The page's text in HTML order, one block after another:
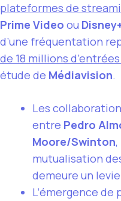
plateformes de
Prime Video ou
d’une fréquentation
de 18 millions
étude de Médiavision.
Les
entre Pedro
Moore/Swinton
mutualisation
demeure un
L’émergence